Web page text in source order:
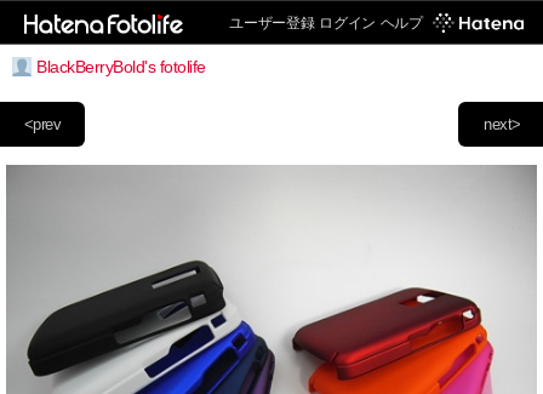
ユーザー登録 ログイン ヘルプ
BlackBerryBold's fotolife
next>
<prev